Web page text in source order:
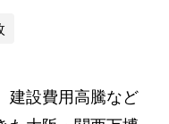
建設費用高騰など